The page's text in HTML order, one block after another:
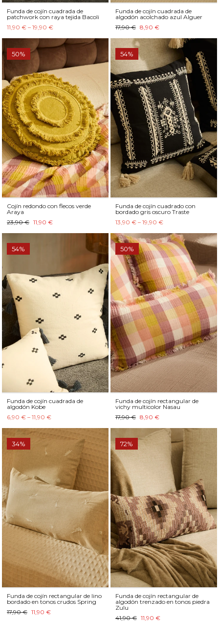
Funda de cojín cuadrada de
patchwork con raya tejida Bacoli
11,90 € – 19,90 €
Funda de cojín cuadrada de
algodón acolchado azul Alguer
17,90 € 8,90 €
50%
Cojín redondo con flecos verde
Araya
23,90 € 11,90 €
54%
Funda de cojín cuadrado con
bordado gris oscuro Traste
13,90 € – 19,90 €
54%
Funda de cojín cuadrada de
algodón Kobe
6,90 € – 11,90 €
50%
Funda de cojín rectangular de
vichy multicolor Nasau
17,90 € 8,90 €
34%
Funda de cojín rectangular de lino
bordado en tonos crudos Spring
17,90 € 11,90 €
72%
Funda de cojín rectangular de
algodón trenzado en tonos piedra
Zulu
41,90 € 11,90 €